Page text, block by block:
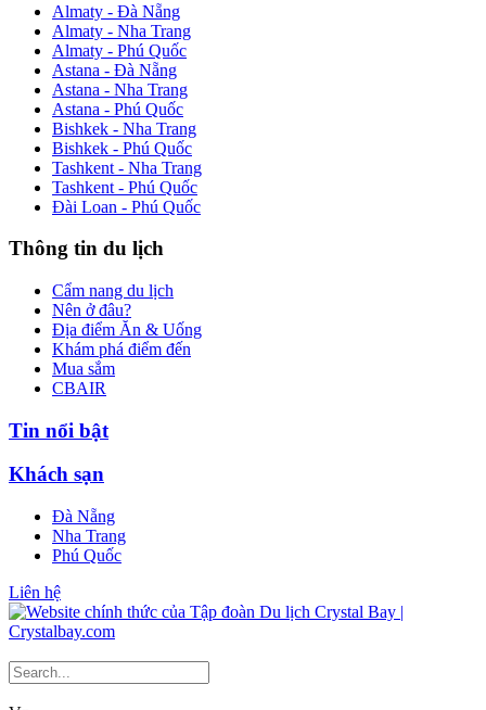
Almaty - Đà Nẵng
Almaty - Nha Trang
Almaty - Phú Quốc
Astana - Đà Nẵng
Astana - Nha Trang
Astana - Phú Quốc
Bishkek - Nha Trang
Bishkek - Phú Quốc
Tashkent - Nha Trang
Tashkent - Phú Quốc
Đài Loan - Phú Quốc
Thông tin du lịch
Cẩm nang du lịch
Nên ở đâu?
Địa điểm Ăn & Uống
Khám phá điểm đến
Mua sắm
CBAIR
Tin nổi bật
Khách sạn
Đà Nẵng
Nha Trang
Phú Quốc
Liên hệ